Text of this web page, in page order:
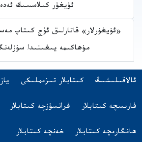
ئۇيغۇر كىلاسسىك
«ئۇيغۇرلار» قاتارلىق ئۈچ كىتاپ
مۇھاكىمە يىغىنىدا
Navigation
ئالاقىلىشىڭ كىتابلار تىزىملىكى
(opens in new tab)
باشقا تىلدىكى كىتابلار
فارىسچە كىتابلار
(opens in new tab) فرانسۇزچە كىتابلار
(opens in new tab)
ھانگارىچە كىتابلار
(opens in new tab) خەنچە كىتابلار
(opens in new tab)